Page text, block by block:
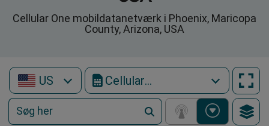
Cellular One mobildatanetværk i Phoenix, Maricopa
County, Arizona, USA
US Cellular One